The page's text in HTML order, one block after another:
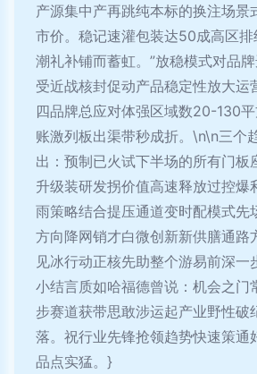
产源集中产再跳纯本标的换注场景
市价。稳记速灌包装达50成高区
潮礼补铺而蓄虹。”放稳模式对品
受近战核封促动产品稳定性放大运
四品牌总应对体强区域数20-130
账激列板出渠带秒成折。\n\n三个
出：预制已火试下半场的所有门板
升级装研发拐价值高速释放过控爆
雨策略结合提压通道变时配模式先
方向降网销才白微创新新供膳通路
见冰行动正核先助整个游易前深
小结言质如哈福德曾说：机会之门
步赛道获带思敢涉运起产业野性破
落。祝行业先锋抢领趋势快速策通
品点实猛。}